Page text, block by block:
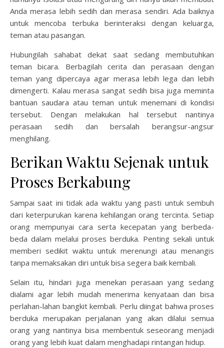
Anda merasa lebih sedih dan merasa sendiri. Ada baiknya
untuk mencoba terbuka berinteraksi dengan keluarga,
teman atau pasangan.
Hubungilah sahabat dekat saat sedang membutuhkan
teman bicara. Berbagilah cerita dan perasaan dengan
teman yang dipercaya agar merasa lebih lega dan lebih
dimengerti. Kalau merasa sangat sedih bisa juga meminta
bantuan saudara atau teman untuk menemani di kondisi
tersebut. Dengan melakukan hal tersebut nantinya
perasaan sedih dan bersalah berangsur-angsur
menghilang.
Berikan Waktu Sejenak untuk
Proses Berkabung
Sampai saat ini tidak ada waktu yang pasti untuk sembuh
dari keterpurukan karena kehilangan orang tercinta. Setiap
orang mempunyai cara serta kecepatan yang berbeda-
beda dalam melalui proses berduka. Penting sekali untuk
memberi sedikit waktu untuk merenungi atau menangis
tanpa memaksakan diri untuk bisa segera baik kembali.
Selain itu, hindari juga menekan perasaan yang sedang
dialami agar lebih mudah menerima kenyataan dan bisa
perlahan-lahan bangkit kembali. Perlu diingat bahwa proses
berduka merupakan perjalanan yang akan dilalui semua
orang yang nantinya bisa membentuk seseorang menjadi
orang yang lebih kuat dalam menghadapi rintangan hidup.